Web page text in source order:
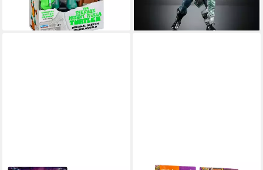
lieferbar - in 2-3 Werktagen bei dir